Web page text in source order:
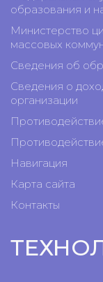
образования и
Министерство
массовых
Сведения об
Сведения о
организации
Навигация
Карта сайта
Контакты